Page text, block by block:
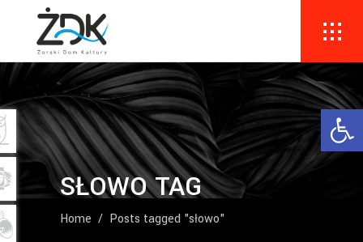
SŁOWO TAG
Home / Posts tagged "słowo"